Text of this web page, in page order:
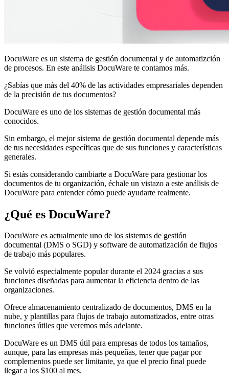
DocuWare es un sistema de gestión documental y de automatizción
de procesos. En este análisis DocuWare te contamos más.
¿Sabías que más del 40% de las actividades empresariales dependen
de la precisión de tus documentos?
DocuWare es uno de los sistemas de gestión documental más
conocidos.
Sin embargo, el mejor sistema de gestión documental depende más
de tus necesidades específicas que de sus funciones y características
generales.
Si estás considerando cambiarte a DocuWare para gestionar los
documentos de tu organización, échale un vistazo a este análisis de
DocuWare para entender cómo puede ayudarte realmente.
¿Qué es DocuWare?
DocuWare es actualmente uno de los sistemas de gestión
documental (DMS o SGD) y software de automatización de flujos
de trabajo más populares.
Se volvió especialmente popular durante el 2024 gracias a sus
funciones diseñadas para aumentar la eficiencia dentro de las
organizaciones.
Ofrece almacenamiento centralizado de documentos, DMS en la
nube, y plantillas para flujos de trabajo automatizados, entre otras
funciones útiles que veremos más adelante.
DocuWare es un DMS útil para empresas de todos los tamaños,
aunque, para las empresas más pequeñas, tener que pagar por
complementos puede ser limitante, ya que el precio final puede
llegar a los $100 al mes.